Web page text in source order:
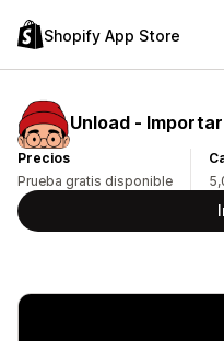
Shopify App Store
Unload ‑
Precios
Prueba gratis disponible